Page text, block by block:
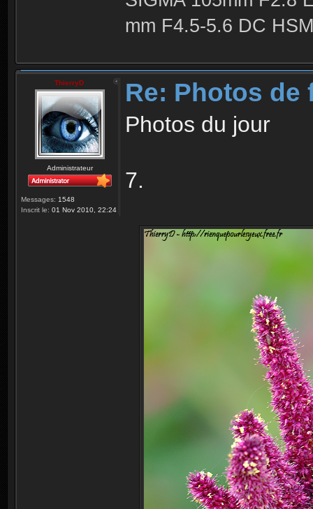
mm F4.5-5.6 DC
ThierryD
Administrateur
Messages: 1548
Inscrit le: 01 Nov 2010, 22:24
Re: Photos de
Photos du jour
7.